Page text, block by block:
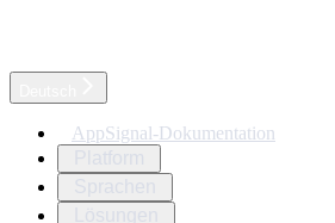
AppSignal-Dokumentation